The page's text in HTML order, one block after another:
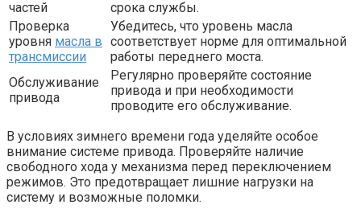
частей
срока службы.
Проверка
уровня масла в
трансмиссии
Убедитесь, что уровень масла
соответствует норме для оптимальной
работы переднего моста.
Обслуживание
привода
Регулярно проверяйте состояние
привода и при необходимости
проводите его обслуживание.
В условиях зимнего времени года уделяйте особое
внимание системе привода. Проверяйте наличие
свободного хода у механизма перед переключением
режимов. Это предотвращает лишние нагрузки на
систему и возможные поломки.